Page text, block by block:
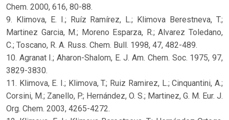
Chem. 2000, 616, 80-88.
9. Klimova, E. I.; Ruíz Ramírez, L.; Klimova Berestneva, T.;
Martinez Garcia, M.; Moreno Esparza, R.; Alvarez Toledano,
C.; Toscano, R. A. Russ. Chem. Bull. 1998, 47, 482-489.
10. Agranat I.; Aharon-Shalom, E. J. Am. Chem. Soc. 1975, 97,
3829-3830.
11. Klimova, E. I.; Klimova, T.; Ruiz Ramirez, L.; Cinquantini, A.;
Corsini, M.; Zanello, P.; Hernández, O. S.; Martinez, G. M. Eur. J.
Org. Chem. 2003, 4265-4272.